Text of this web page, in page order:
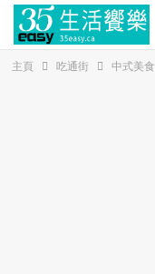
主頁 吃通街 中式美食